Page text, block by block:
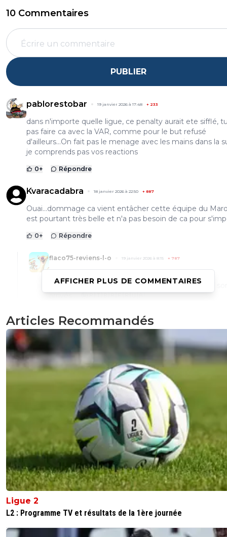
10 Commentaires
PUBLIER
pablorestobar 19 janvier 2026 à 17:48 + 233
dans n'importe quelle ligue, ce penalty aurait ete sifflé,
pas faire ca avec la VAR, comme pour le but refusé
d'ailleurs...On fait pas le menage avec les mains dans la
je comprends pas vos reactions
0+ Répondre
Kvaracadabra 18 janvier 2026 à 22:50 + 887
Ouai...dommage ca vient entâcher cette équipe du
est pourtant très belle et n'a pas besoin de ca pour
0+ Répondre
flaco75-reviens-l-o 19 janvier 2026 à 8:15 + 787
La preuve que si , même ce péno cadeau, il n’y
arrivés … 🤪🇵🇹🇧🇷🇫🇷🇺🇦
reds13
Sarr il ne fait pas faute c'est le marocain qui se jette par
but aurait dû être validé
Moustache_77 18 janvier 2026 à 22:19 +106
Quel scandale cette CAN !
Tout est fait pour DONNER la coupe au Maroc !
+ Répondre
flaco75-reviens-l-o 19 janvier 2026 à 8:16 + 787
flagrant que sur ce match… 😏🇵🇹🇧🇷🇫🇷🇺🇦
AFFICHER PLUS DE COMMENTAIRES
Articles Recommandés
Ligue 2
L2 : Programme TV et résultats de la 1ère journée